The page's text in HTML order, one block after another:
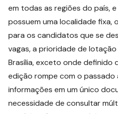
em todas as regiões do país,
possuem uma localidade fixa,
para os candidatos que se
vagas, a prioridade de
Brasília, exceto onde definido
edição rompe com o passado
informações em um único
necessidade de consultar